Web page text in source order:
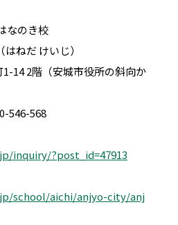
なのき校
ねだ けいじ）
14 2階（安城市役所の斜向か
546-568
inquiry/?post_id=47913
school/aichi/anjyo-city/anj